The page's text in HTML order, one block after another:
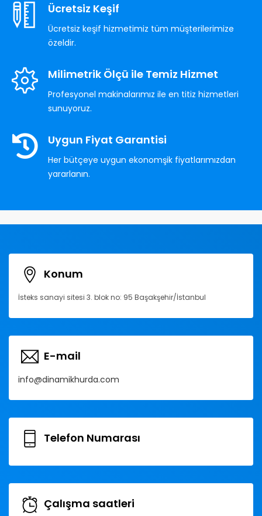
Ücretsiz Keşif
Ücretsiz keşif hizmetimiz tüm müşterilerimize
özeldir.
Milimetrik Ölçü ile Temiz Hizmet
Profesyonel makinalarımız ile en titiz hizmetleri
sunuyoruz.
Uygun Fiyat Garantisi
Her bütçeye uygun ekonomşik fiyatlarımızdan
yararlanın.
Konum
İsteks sanayi sitesi 3. blok no: 95 Başakşehir/İstanbul
E-mail
info@dinamikhurda.com
Telefon Numarası
Çalışma saatleri